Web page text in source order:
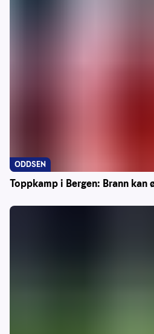
Toppkamp i Bergen: Brann
ODDSEN